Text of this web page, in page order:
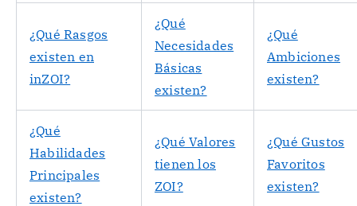
¿Qué Rasgos
existen en
inZOI?
¿Qué
Necesidades
Básicas
existen?
¿Qué
Ambiciones
existen?
¿Qué
Habilidades
Principales
existen?
¿Qué Valores
tienen los
ZOI?
¿Qué Gustos
Favoritos
existen?